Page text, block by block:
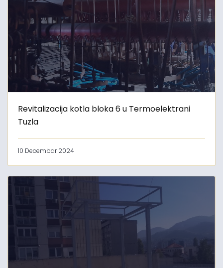
Revitalizacija kotla bloka 6 u Termoelektrani
Tuzla
10 Decembar 2024